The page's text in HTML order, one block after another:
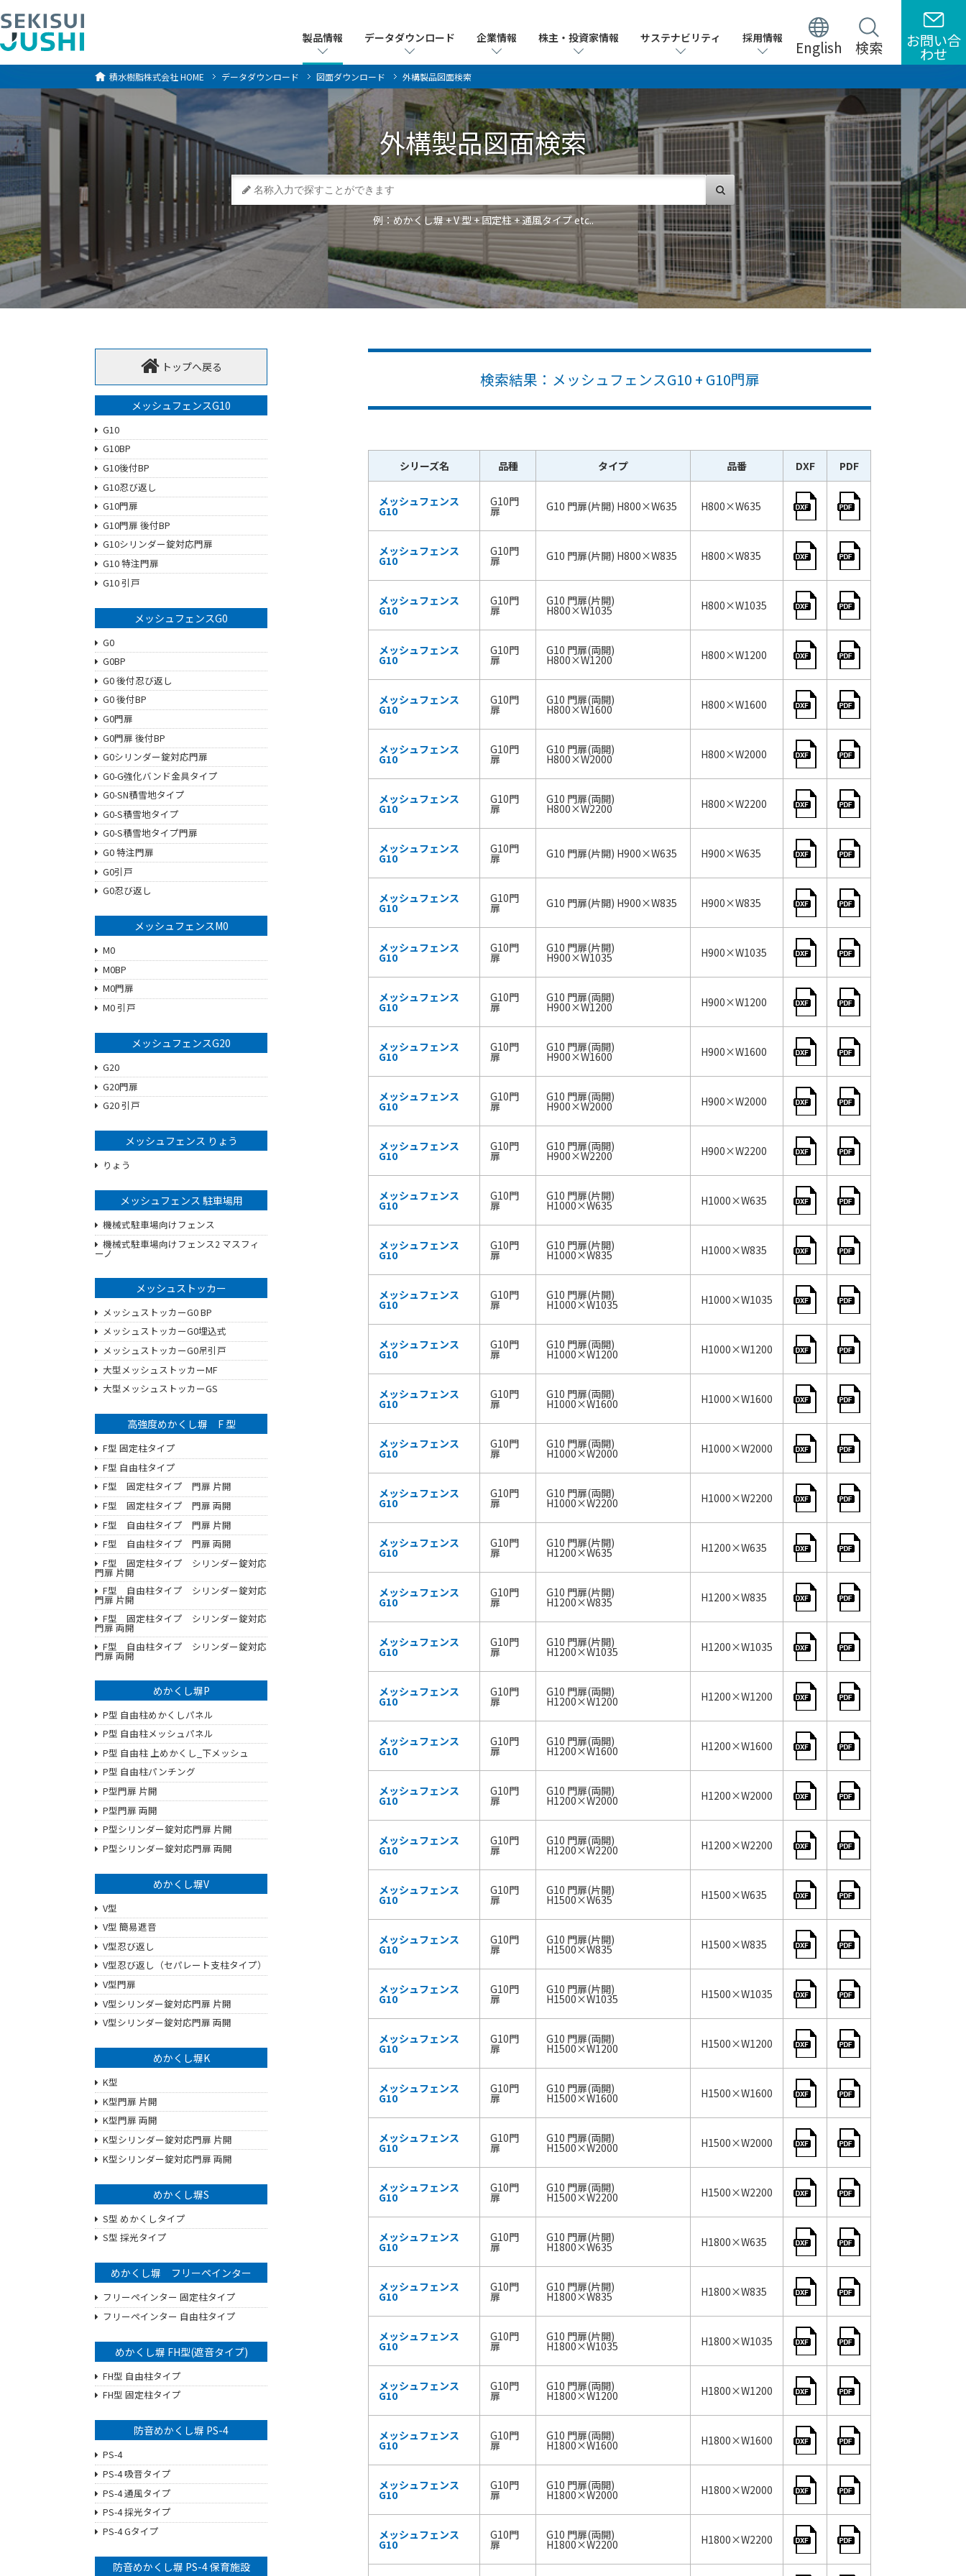
製品情報 データダウンロード 企業情報 株主・投資家情報 サステナビリティ 採用情報 English 検索 お問い合
わせ
製品情報 データダウンロード 企業情報 株主・投資家情報 サステナビリティ 採用情報 English 検索 お問い合
わせ
積水樹脂株式会社HOME データダウンロード 図面ダウンロード 外構製品図面検索
外構製品図面検索
例：めかくし塀 + V 型 + 固定柱 + 通風タイプ etc..
検索結果：メッシュフェンスG10 + G10門扉
シリーズ名 品種 タイプ 品番 DXF PDF
メッシュフェンス
G10
G10門
扉 G10 門扉(片開) H800×W635 H800×W635
メッシュフェンス
G10
G10門
扉 G10 門扉(片開) H800×W835 H800×W835
メッシュフェンス
G10
G10門
扉
G10 門扉(片開)
H800×W1035 H800×W1035
メッシュフェンス
G10
G10門
扉
G10 門扉(両開)
H800×W1200 H800×W1200
メッシュフェンス
G10
G10門
扉
G10 門扉(両開)
H800×W1600 H800×W1600
メッシュフェンス
G10
G10門
扉
G10 門扉(両開)
H800×W2000 H800×W2000
メッシュフェンス
G10
G10門
扉
G10 門扉(両開)
H800×W2200 H800×W2200
メッシュフェンス
G10
G10門
扉 G10 門扉(片開) H900×W635 H900×W635
メッシュフェンス
G10
G10門
扉 G10 門扉(片開) H900×W835 H900×W835
メッシュフェンス
G10
G10門
扉
G10 門扉(片開)
H900×W1035 H900×W1035
メッシュフェンス
G10
G10門
扉
G10 門扉(両開)
H900×W1200 H900×W1200
メッシュフェンス
G10
G10門
扉
G10 門扉(両開)
H900×W1600 H900×W1600
メッシュフェンス
G10
G10門
扉
G10 門扉(両開)
H900×W2000 H900×W2000
メッシュフェンス
G10
G10門
扉
G10 門扉(両開)
H900×W2200 H900×W2200
メッシュフェンス
G10
G10門
扉
G10 門扉(片開)
H1000×W635 H1000×W635
メッシュフェンス
G10
G10門
扉
G10 門扉(片開)
H1000×W835 H1000×W835
メッシュフェンス
G10
G10門
扉
G10 門扉(片開)
H1000×W1035 H1000×W1035
メッシュフェンス
G10
G10門
扉
G10 門扉(両開)
H1000×W1200 H1000×W1200
メッシュフェンス
G10
G10門
扉
G10 門扉(両開)
H1000×W1600 H1000×W1600
メッシュフェンス
G10
G10門
扉
G10 門扉(両開)
H1000×W2000 H1000×W2000
メッシュフェンス
G10
G10門
扉
G10 門扉(両開)
H1000×W2200 H1000×W2200
メッシュフェンス
G10
G10門
扉
G10 門扉(片開)
H1200×W635 H1200×W635
メッシュフェンス
G10
G10門
扉
G10 門扉(片開)
H1200×W835 H1200×W835
メッシュフェンス
G10
G10門
扉
G10 門扉(片開)
H1200×W1035 H1200×W1035
メッシュフェンス
G10
G10門
扉
G10 門扉(両開)
H1200×W1200 H1200×W1200
メッシュフェンス
G10
G10門
扉
G10 門扉(両開)
H1200×W1600 H1200×W1600
メッシュフェンス
G10
G10門
扉
G10 門扉(両開)
H1200×W2000 H1200×W2000
メッシュフェンス
G10
G10門
扉
G10 門扉(両開)
H1200×W2200 H1200×W2200
メッシュフェンス
G10
G10門
扉
G10 門扉(片開)
H1500×W635 H1500×W635
メッシュフェンス
G10
G10門
扉
G10 門扉(片開)
H1500×W835 H1500×W835
メッシュフェンス
G10
G10門
扉
G10 門扉(片開)
H1500×W1035 H1500×W1035
メッシュフェンス
G10
G10門
扉
G10 門扉(両開)
H1500×W1200 H1500×W1200
メッシュフェンス
G10
G10門
扉
G10 門扉(両開)
H1500×W1600 H1500×W1600
メッシュフェンス
G10
G10門
扉
G10 門扉(両開)
H1500×W2000 H1500×W2000
メッシュフェンス
G10
G10門
扉
G10 門扉(両開)
H1500×W2200 H1500×W2200
メッシュフェンス
G10
G10門
扉
G10 門扉(片開)
H1800×W635 H1800×W635
メッシュフェンス
G10
G10門
扉
G10 門扉(片開)
H1800×W835 H1800×W835
メッシュフェンス
G10
G10門
扉
G10 門扉(片開)
H1800×W1035 H1800×W1035
メッシュフェンス
G10
G10門
扉
G10 門扉(両開)
H1800×W1200 H1800×W1200
メッシュフェンス
G10
G10門
扉
G10 門扉(両開)
H1800×W1600 H1800×W1600
メッシュフェンス
G10
G10門
扉
G10 門扉(両開)
H1800×W2000 H1800×W2000
メッシュフェンス
G10
G10門
扉
G10 門扉(両開)
H1800×W2200 H1800×W2200
トップへ戻る
メッシュフェンスG10
G10
G10BP
G10後付BP
G10忍び返し
G10門扉
G10門扉 後付BP
G10シリンダー錠対応門扉
G10 特注門扉
G10 引戸
メッシュフェンスG0
G0
G0BP
G0 後付忍び返し
G0 後付BP
G0門扉
G0門扉 後付BP
G0シリンダー錠対応門扉
G0-G強化バンド金具タイプ
G0-SN積雪地タイプ
G0-S積雪地タイプ
G0-S積雪地タイプ門扉
G0 特注門扉
G0引戸
G0忍び返し
メッシュフェンスM0
M0
M0BP
M0門扉
M0 引戸
メッシュフェンスG20
G20
G20門扉
G20 引戸
メッシュフェンス りょう
りょう
メッシュフェンス 駐車場用
機械式駐車場向けフェンス
機械式駐車場向けフェンス2 マスフィ
ーノ
メッシュストッカー
メッシュストッカーG0 BP
メッシュストッカーG0埋込式
メッシュストッカーG0吊引戸
大型メッシュストッカーMF
大型メッシュストッカーGS
高強度めかくし塀 F 型
F型 固定柱タイプ
F型 自由柱タイプ
F型 固定柱タイプ 門扉 片開
F型 固定柱タイプ 門扉 両開
F型 自由柱タイプ 門扉 片開
F型 自由柱タイプ 門扉 両開
F型 固定柱タイプ シリンダー錠対応
門扉 片開
F型 自由柱タイプ シリンダー錠対応
門扉 片開
F型 固定柱タイプ シリンダー錠対応
門扉 両開
F型 自由柱タイプ シリンダー錠対応
門扉 両開
めかくし塀P
P型 自由柱めかくしパネル
P型 自由柱メッシュパネル
P型 自由柱 上めかくし_下メッシュ
P型 自由柱パンチング
P型門扉 片開
P型門扉 両開
P型シリンダー錠対応門扉 片開
P型シリンダー錠対応門扉 両開
めかくし塀V
V型
V型 簡易遮音
V型忍び返し
V型忍び返し（セパレート支柱タイプ）
V型門扉
V型シリンダー錠対応門扉 片開
V型シリンダー錠対応門扉 両開
めかくし塀K
K型
K型門扉 片開
K型門扉 両開
K型シリンダー錠対応門扉 片開
K型シリンダー錠対応門扉 両開
めかくし塀S
S型 めかくしタイプ
S型 採光タイプ
めかくし塀 フリーペインター
フリーペインター 固定柱タイプ
フリーペインター 自由柱タイプ
めかくし塀 FH型(遮音タイプ)
FH型 自由柱タイプ
FH型 固定柱タイプ
防音めかくし塀 PS-4
PS-4
PS-4 吸音タイプ
PS-4 通風タイプ
PS-4 採光タイプ
PS-4 Gタイプ
防音めかくし塀 PS-4 保育施設